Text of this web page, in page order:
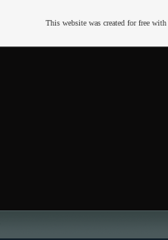
This website was created for free with